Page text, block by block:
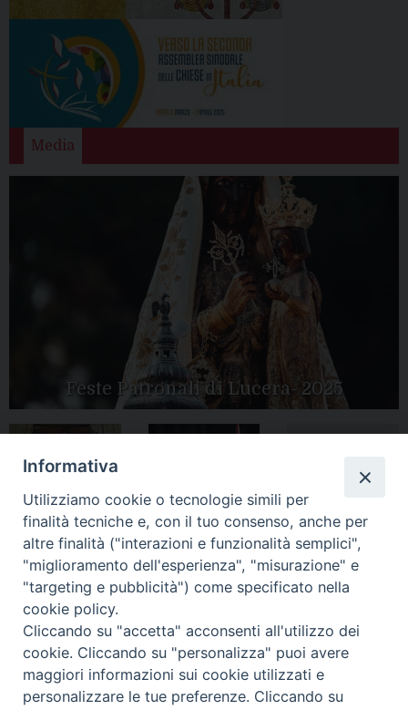
Media
Feste Patronali di Lucera- 2025
Apertura Anno
Giubilare 2025
Mariae in Diocesi
Tutte le gallery
CONTATTI:
LUCERA: Piazza Duomo, 13 - 71036 Lucera (FG) − tel.
0881/520882 - e-mail: info@diocesiluceratroia.it
Segreteria del
Vescovo: tel/fax 0881/522244 - e-mail:
vescovo@diocesiluceratroia.it
TROIA : Piazza Episcopio - 71029 Troia (FG) − tel. 0881/977051
Informativa
Utilizziamo cookie o tecnologie simili per
finalità tecniche e, con il tuo consenso, anche per
altre finalità ("interazioni e funzionalità semplici",
"miglioramento dell'esperienza", "misurazione" e
"targeting e pubblicità") come specificato nella
cookie policy.
Cliccando su "accetta" acconsenti all'utilizzo dei
cookie. Cliccando su "personalizza" puoi avere
maggiori informazioni sui cookie utilizzati e
personalizzare le tue preferenze. Cliccando su